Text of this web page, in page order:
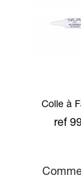
Colle à
ref